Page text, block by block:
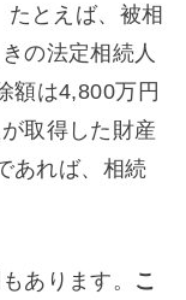
たとえば、被相
の法定相続人
額は4,800万円
取得した財産
あれば、相続
あります。 こ